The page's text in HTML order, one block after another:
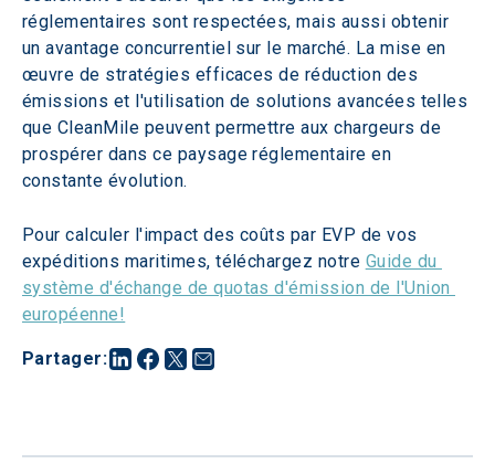
Partager:
réglementaires sont respectées, mais aussi obtenir
un avantage concurrentiel sur le marché. La mise en
œuvre de stratégies efficaces de réduction des
émissions et l'utilisation de solutions avancées telles
que CleanMile peuvent permettre aux chargeurs de
prospérer dans ce paysage réglementaire en
constante évolution.
Pour calculer l'impact des coûts par EVP de vos
expéditions maritimes, téléchargez notre Guide du
système d'échange de quotas d'émission de l'Union
européenne!